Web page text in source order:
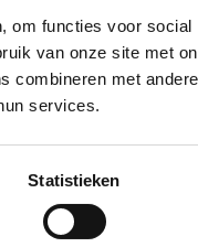
om functies voor
van onze site met
combineren met
services.
Statistieken
ruilen of retour